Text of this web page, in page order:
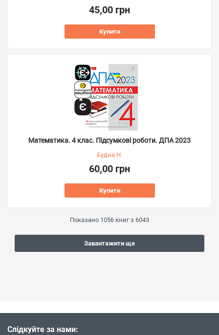
45,00 грн
Купити
Математика. 4 клас. Підсумкові роботи. ДПА 2023
Будна Н.
60,00 грн
Купити
Показано 1056 книг з 6043
Завантажити ще
Слідкуйте за нами: